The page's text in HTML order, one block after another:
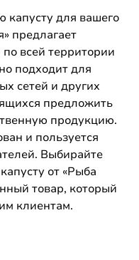
капусту для вашего
предлагает
всей территории
подходит для
сетей и других
предложить
продукцию.
и пользуется
Выбирайте
от «Рыба
товар, который
клиентам.